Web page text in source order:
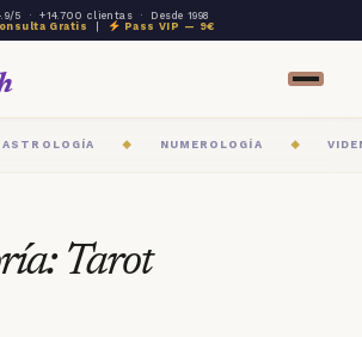
5 · +14.700 clientas · Desde 1998
Gratis
Pass VIP — 9€
ASTROLOGÍA ◆ NUMEROLOGÍA ◆
Tarot